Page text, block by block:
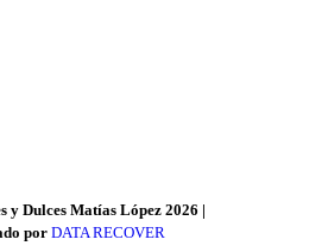
y Dulces Matías López 2026 |
por DATA RECOVER